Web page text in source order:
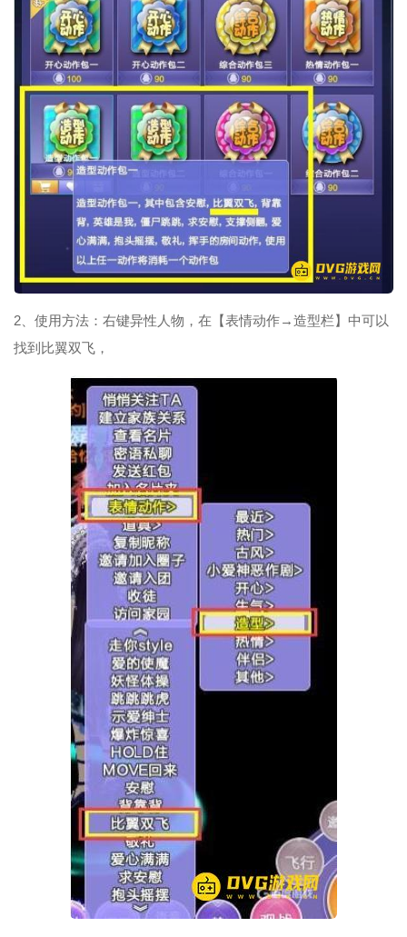
2、使用方法：右键异性人物，在【表情动作→造型栏】中可以
找到比翼双飞，